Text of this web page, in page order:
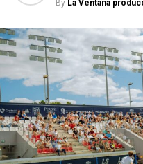
— #AusOpen
Por su parte, el
ediciones del Abierto
del cuadro con
griego Stefanos
(8).
By La Ventana